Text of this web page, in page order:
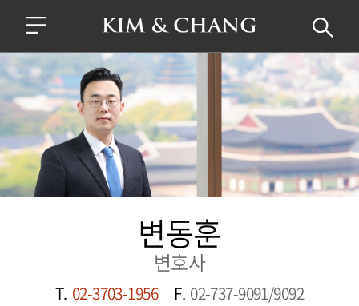
변동훈
변호사
T. 02-3703-1956 F. 02-737-9091/9092